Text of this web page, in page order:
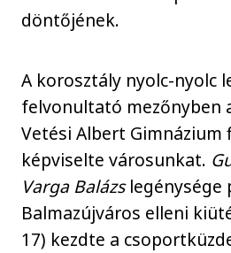
döntőjének.
A korosztály nyolc-nyolc
felvonultató mezőnyben
Vetési Albert Gimnázium
képviselte városunkat.
Varga Balázslegénysége
Balmazújváros elleni
17) kezdte a